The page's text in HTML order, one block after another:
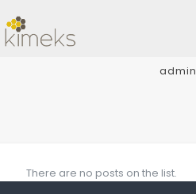
admin
There are no posts on the list.